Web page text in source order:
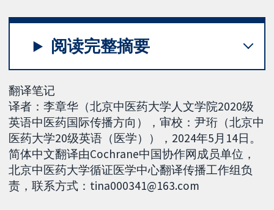
阅读完整摘要
翻译笔记
译者：李章华（北京中医药大学人文学院2020级
英语中医药国际传播方向），审校：尹珩（北京中
医药大学20级英语（医学）），2024年5月14日。
简体中文翻译由Cochrane中国协作网成员单位，
北京中医药大学循证医学中心翻译传播工作组负
责，联系方式：tina000341@163.com